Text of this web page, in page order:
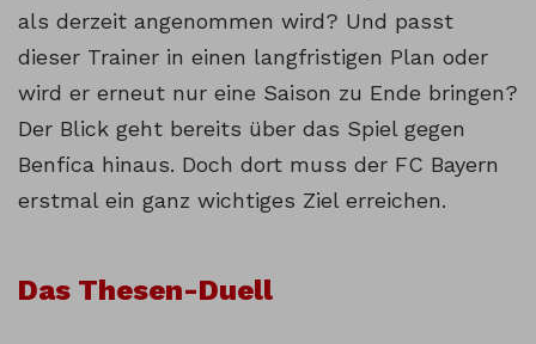
als derzeit angenommen wird? Und passt
dieser Trainer in einen langfristigen Plan oder
wird er erneut nur eine Saison zu Ende bringen?
Der Blick geht bereits über das Spiel gegen
Benfica hinaus. Doch dort muss der FC Bayern
erstmal ein ganz wichtiges Ziel erreichen.
Das Thesen-Duell